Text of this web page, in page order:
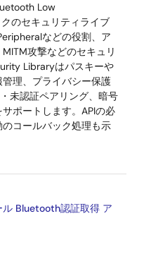
Low
のセキュリティライブ
などの役割、ア
攻撃などのセキュリ
Libraryはパスキーや
理、プライバシー保護
未認証ペアリング、暗号
ポートします。APIの必
コールバック処理も示
Bluetooth認証取得 ア